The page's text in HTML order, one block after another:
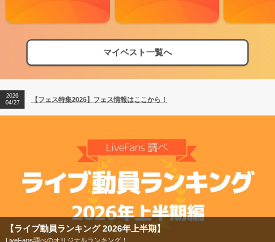
マイベスト一覧へ
【フェス特集2026】フェス情報はここから！
【ライブ動員ランキング】2026年上半期編発表！
2026
04/27
【フェス特集2026】フェス情報はここから！
2026
【ライブ動員ランキング 2026年上半期】
LiveFans調べのオリジナルランキング！